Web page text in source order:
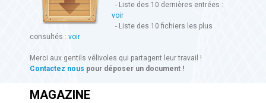
- Liste des 10 dernières entrées :
voir
- Liste des 10 fichiers les plus
consultés : voir
Merci aux gentils vélivoles qui partagent leur travail !
Contactez nous pour déposer un document !
MAGAZINE